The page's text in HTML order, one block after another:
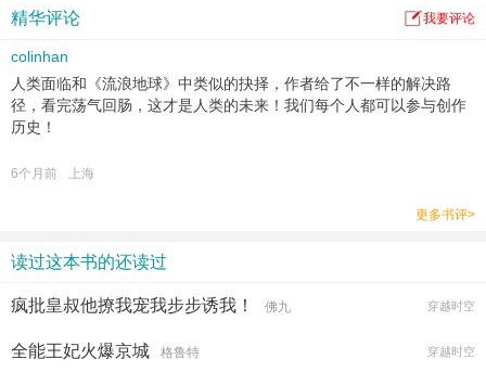
钟凡的意识最终与AI融合。林语汐成功解救地球生态危机，人类文明踏上奔赴星
精华评论 我要评论
colinhan
人类面临和《流浪地球》中类似的抉择，作者给了不一样的解决路
径，看完荡气回肠，这才是人类的未来！我们每个人都可以参与创作
历史！
6个月前 上海
更多书评>
读过这本书的还读过
疯批皇叔他撩我宠我步步诱我！ 佛九 穿越时空
全能王妃火爆京城 格鲁特 穿越时空